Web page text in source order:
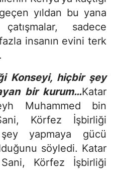
yıldan bu yana
sadece
insanın evini terk
Konseyi, hiçbir şey
bir kurum…Katar
Muhammed bin
Körfez İşbirliği
yapmaya gücü
söyledi. Katar
Körfez İşbirliği